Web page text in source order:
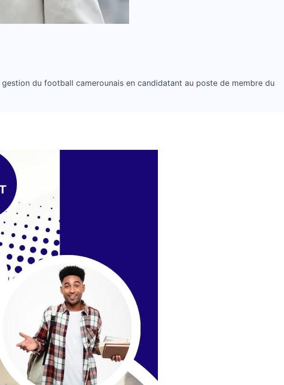
du football camerounais en candidatant au poste de membre du